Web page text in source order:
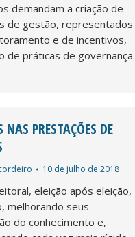
demandam a criação de
de gestão, representados
e de incentivos,
de práticas de governança.
NAS PRESTAÇÕES DE
10 de julho de 2018
eleição após eleição,
melhorando seus
do conhecimento e,